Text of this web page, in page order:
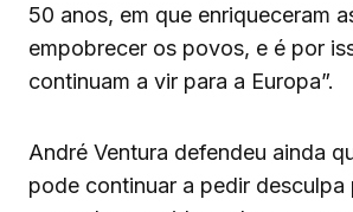
50 anos, em que enriqueceram
empobrecer os povos, e é por
continuam a vir para a Europa”.
André Ventura defendeu ainda
pode continuar a pedir desculpa